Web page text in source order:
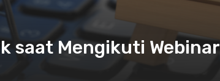
saat Mengikuti Webinar